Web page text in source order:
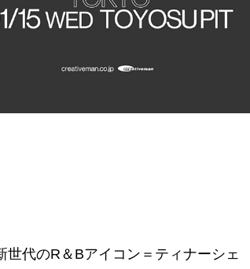
代のR＆Bアイコン＝ティナーシェ